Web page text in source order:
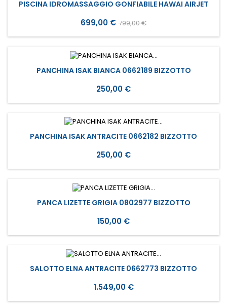
PISCINA IDROMASSAGGIO GONFIABILE HAWAI AIRJET
Prezzo
699,00 € Prezzo
base
799,00 €
PANCHINA ISAK BIANCA 0662189 BIZZOTTO
Prezzo
250,00 €
PANCHINA ISAK ANTRACITE 0662182 BIZZOTTO
Prezzo
250,00 €
PANCA LIZETTE GRIGIA 0802977 BIZZOTTO
Prezzo
150,00 €
SALOTTO ELNA ANTRACITE 0662773 BIZZOTTO
Prezzo
1.549,00 €